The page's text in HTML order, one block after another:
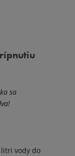
sa
vody do